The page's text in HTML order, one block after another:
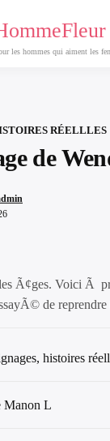
les hommes qui aiment les
RÉELLLES
de
Ã¢ges. Voici Ã
de
histoires
Manon L